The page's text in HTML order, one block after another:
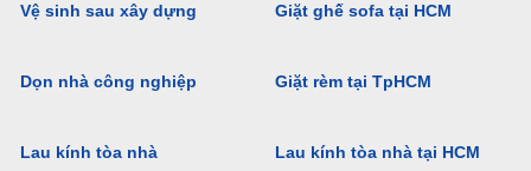
Vệ sinh sau xây dựng
Dọn nhà công nghiệp
Lau kính tòa nhà
Giặt ghế sofa tại HCM
Giặt rèm tại TpHCM
Lau kính tòa nhà tại HCM